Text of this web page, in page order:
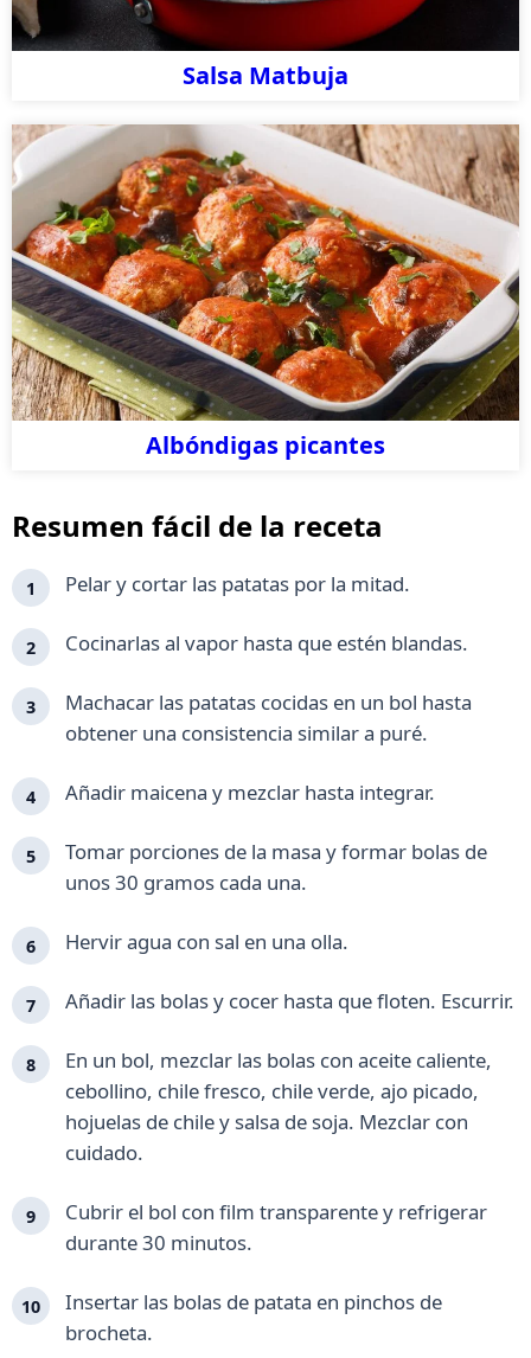
Salsa Matbuja
Albóndigas picantes
Resumen fácil de la receta
Pelar y cortar las patatas por la mitad.
Cocinarlas al vapor hasta que estén blandas.
Machacar las patatas cocidas en un bol hasta
obtener una consistencia similar a puré.
Añadir maicena y mezclar hasta integrar.
Tomar porciones de la masa y formar bolas de
unos 30 gramos cada una.
Hervir agua con sal en una olla.
Añadir las bolas y cocer hasta que floten. Escurrir.
En un bol, mezclar las bolas con aceite caliente,
cebollino, chile fresco, chile verde, ajo picado,
hojuelas de chile y salsa de soja. Mezclar con
cuidado.
Cubrir el bol con film transparente y refrigerar
durante 30 minutos.
Insertar las bolas de patata en pinchos de
brocheta.